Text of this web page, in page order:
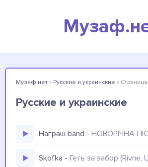
Музаф.нет » Русские и украинские »
Русские и украинские
Награш band - НОВОРІЧНА ПІСНЯ (New
Skofka - Геть за забор (Rivne, Ukraine, MPK